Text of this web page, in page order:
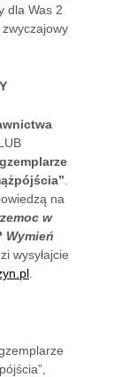
dla Was 2
na
w
Wymień
wysyłajcie